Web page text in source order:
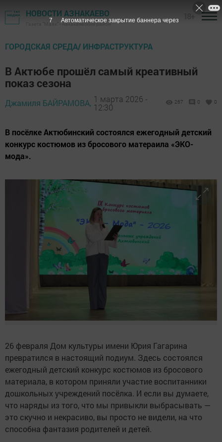
НОВОСТИ АЗНАКАЕВО
Газета "Маяк" - Азнакаевский район
ГОРОДСКАЯ СРЕДА/ ИНФРАСТРУКТУРА
В Актюбе прошёл самый креативный
показ сезона
Джамиля БАЙРАМОВА, 1 марта 2026 -
12:30
267 0 0
В посёлке Актюбинский состоялся ежегодный детский
конкурс костюмов из бросового матераила «ЭКО-
мода».
26 февраля Дом культуры имени Юрия Гагарина
превратился в настоящий подиум. Здесь состоялся
ежегодный детский конкурс костюмов из бросового
материала, в котором приняли участие воспитанники
дошкольных учреждений посёлка. И если вы думаете,
что наряды из того, что мы привыкли выбрасывать —
это скучно и некрасиво, вы просто не видели, на что
способна фантазия родителей и детей.
5 Автоматическое закрытие баннера через